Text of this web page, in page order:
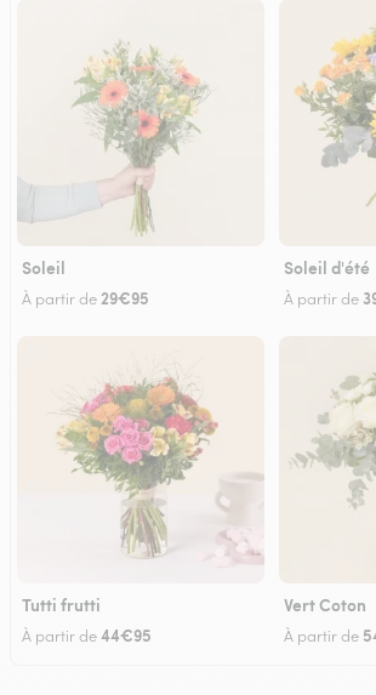
Soleil
À partir de 29€95
Soleil d'été
À partir de
Tutti frutti
À partir de44€95
Vert Coton
À partir de